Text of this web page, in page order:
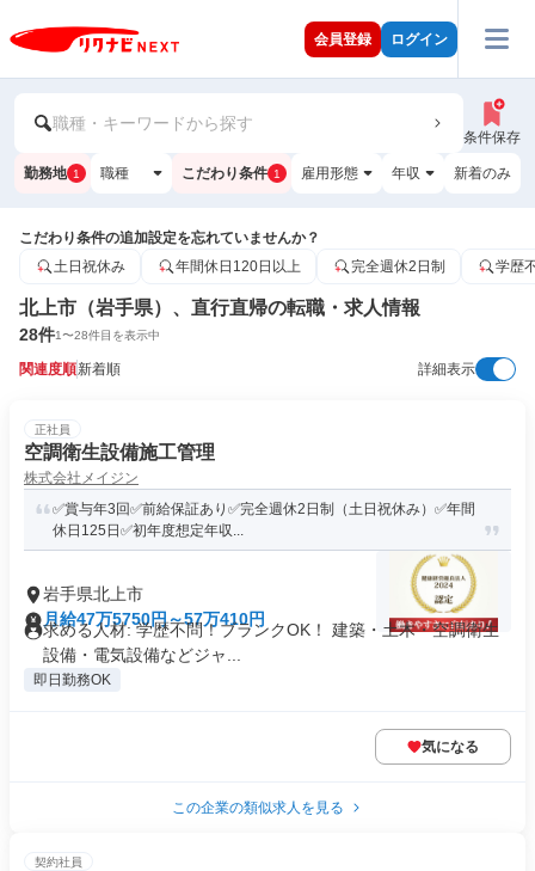
会員登録 ログイン
職種・キーワードから探す
条件保存
勤務地 1 職種 こだわり条件 1 雇用形態 年収 新着のみ
こだわり条件の追加設定を忘れていませんか？
土日祝休み
年間休日120日以上 完全週休2日制 学歴
北上市（岩手県）、直行直帰の転職・求人情報
28件1〜28件目を表示中
関連度順新着順 詳細表示
正社員
空調衛生設備施工管理
株式会社メイジン
✅賞与年3回✅前給保証あり✅完全週休2日制（土日祝休み）✅年間
休日125日✅初年度想定年収...
岩手県北上市
月給47万5750円～57万410円
求める人材: 学歴不問！ブランクOK！ 建築・土木・空調衛生
設備・電気設備などジャ...
即日勤務OK
気になる
この企業の類似求人を見る
契約社員